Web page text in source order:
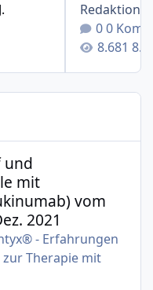
Redaktion
0
mit
und
mit
vom
2021
- Erfahrungen
Therapie mit